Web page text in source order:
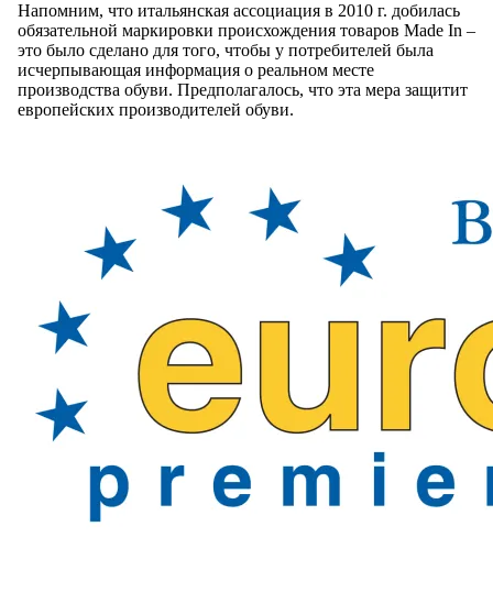
Напомним, что итальянская ассоциация в 2010 г. добилась
обязательной маркировки происхождения товаров Made In –
это было сделано для того, чтобы у потребителей была
исчерпывающая информация о реальном месте
производства обуви. Предполагалось, что эта мера защитит
европейских производителей обуви.